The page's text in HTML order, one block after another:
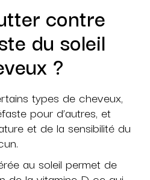
contre
du soleil
?
types de cheveux,
pour d’autres, et
et de la sensibilité du
au soleil permet de